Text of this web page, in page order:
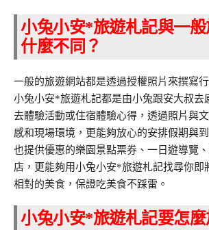
小兔小安*旅遊札記與一
什麼不同？
一般的旅遊網站都是透過授權照片來撰寫
小兔小安*旅遊札記都是由小兔跟安大叔去
去體驗活動或住宿體驗心得，透過照片與
感和現場環境，更能夠放心的安排假期與
也提供優惠的樂園景點票券、一日遊導覽
店，更能夠用小兔小安*旅遊札記找尋你即
相對的美食，保證吃美食不踩雷。
小兔小安*旅遊札記要怎麼